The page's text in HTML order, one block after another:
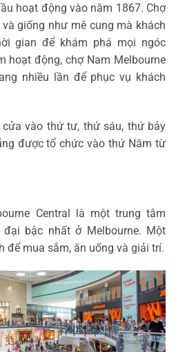
hoạt động vào năm 1867. Chợ
giống như mê cung mà khách
gian để khám phá mọi ngóc
hoạt động, chợ Nam Melbourne
nhiều lần để phục vụ khách
cửa vào thứ tư, thứ sáu, thứ bảy
được tổ chức vào thứ Năm từ
Central là một trung tâm
bậc nhất ở Melbourne. Một
để mua sắm, ăn uống và giải trí.